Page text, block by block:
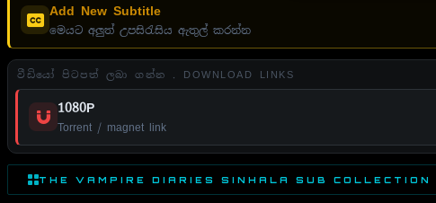
Add New Subtitle
මෙයට අලුත් උපසිරැසිය ඇතුල් කරන්න
වීඩියෝ පිටපත් ලබා ගන්න . DOWNLOAD LINKS
1080P
Torrent / magnet link
THE VAMPIRE DIARIES SINHALA SUB COLLECTION